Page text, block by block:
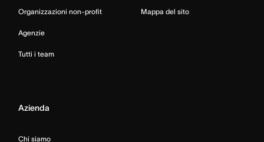
Organizzazioni non-profit
Agenzie
Tutti i team
Mappa del sito
Azienda
Chi siamo